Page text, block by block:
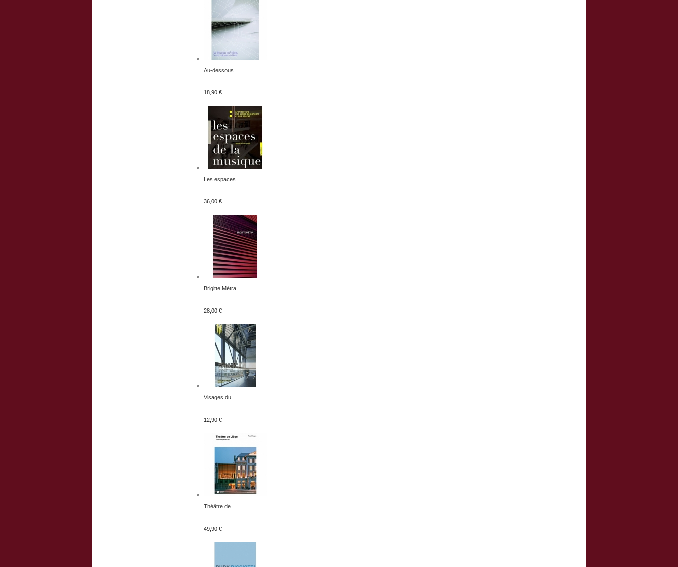
Au-dessous...
18,90 €
Les espaces...
36,00 €
Brigitte Métra
28,00 €
Visages du...
12,90 €
Théâtre de...
49,90 €